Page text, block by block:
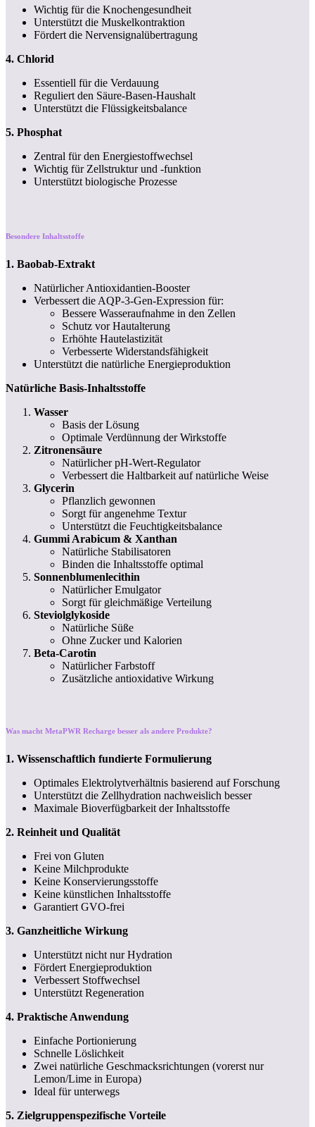
Wichtig für die Knochengesundheit
Unterstützt die Muskelkontraktion
Fördert die Nervensignalübertragung
4. Chlorid
Essentiell für die Verdauung
Reguliert den Säure-Basen-Haushalt
Unterstützt die Flüssigkeitsbalance
5. Phosphat
Zentral für den Energiestoffwechsel
Wichtig für Zellstruktur und -funktion
Unterstützt biologische Prozesse
Besondere Inhaltsstoffe
1. Baobab-Extrakt
Natürlicher Antioxidantien-Booster
Verbessert die AQP-3-Gen-Expression für:
Bessere Wasseraufnahme in den Zellen
Schutz vor Hautalterung
Erhöhte Hautelastizität
Verbesserte Widerstandsfähigkeit
Unterstützt die natürliche Energieproduktion
Natürliche Basis-Inhaltsstoffe
Wasser
Basis der Lösung
Optimale Verdünnung der Wirkstoffe
Zitronensäure
Natürlicher pH-Wert-Regulator
Verbessert die Haltbarkeit auf natürliche Weise
Glycerin
Pflanzlich gewonnen
Sorgt für angenehme Textur
Unterstützt die Feuchtigkeitsbalance
Gummi Arabicum & Xanthan
Natürliche Stabilisatoren
Binden die Inhaltsstoffe optimal
Sonnenblumenlecithin
Natürlicher Emulgator
Sorgt für gleichmäßige Verteilung
Steviolglykoside
Natürliche Süße
Ohne Zucker und Kalorien
Beta-Carotin
Natürlicher Farbstoff
Zusätzliche antioxidative Wirkung
Was macht MetaPWR Recharge besser als andere Produkte?
1. Wissenschaftlich fundierte Formulierung
Optimales Elektrolytverhältnis basierend auf Forschung
Unterstützt die Zellhydration nachweislich besser
Maximale Bioverfügbarkeit der Inhaltsstoffe
2. Reinheit und Qualität
Frei von Gluten
Keine Milchprodukte
Keine Konservierungsstoffe
Keine künstlichen Inhaltsstoffe
Garantiert GVO-frei
3. Ganzheitliche Wirkung
Unterstützt nicht nur Hydration
Fördert Energieproduktion
Verbessert Stoffwechsel
Unterstützt Regeneration
4. Praktische Anwendung
Einfache Portionierung
Schnelle Löslichkeit
Zwei natürliche Geschmacksrichtungen (vorerst nur
Lemon/Lime in Europa)
Ideal für unterwegs
5. Zielgruppenspezifische Vorteile